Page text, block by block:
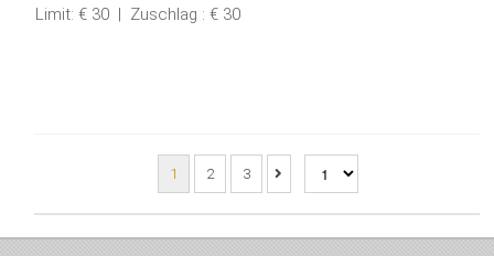
Limit: € 30 Zuschlag : € 30
1 2 3